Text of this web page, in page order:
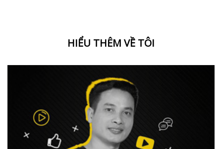
HIỂU THÊM VỀ TÔI